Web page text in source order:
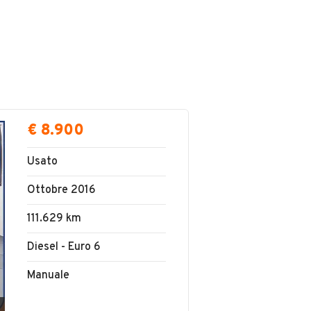
€ 8.900
Usato
Ottobre 2016
111.629 km
Diesel - Euro 6
Manuale